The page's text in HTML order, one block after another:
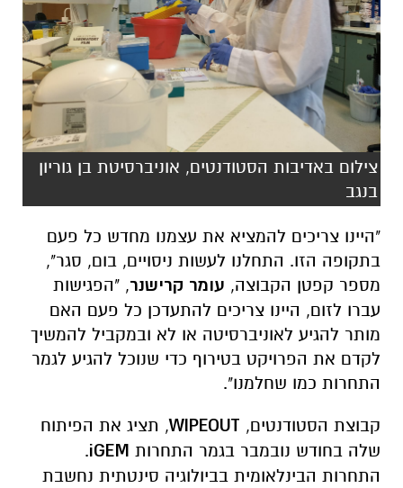
צילום באדיבות הסטודנטים, אוניברסיטת בן גוריון
בנגב
"היינו צריכים להמציא את עצמנו מחדש כל פעם
בתקופה הזו. התחלנו לעשות ניסויים, בום, סגר",
מספר קפטן הקבוצה, עומר קרישנר, "הפגישות
עברו לזום, היינו צריכים להתעדכן כל פעם האם
מותר להגיע לאוניברסיטה או לא ובמקביל להמשיך
לקדם את הפרויקט בטירוף כדי שנוכל להגיע לגמר
התחרות כמו שחלמנו".
קבוצת הסטודנטים, WIPEOUT, תציג את הפיתוח
שלה בחודש נובמבר בגמר התחרות iGEM
.
התחרות הבינלאומית בביולוגיה סינטתית נחשבת